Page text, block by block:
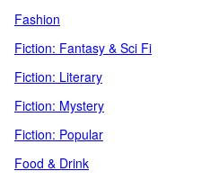
Fashion
Fiction: Fantasy & Sci Fi
Fiction: Literary
Fiction: Mystery
Fiction: Popular
Food & Drink